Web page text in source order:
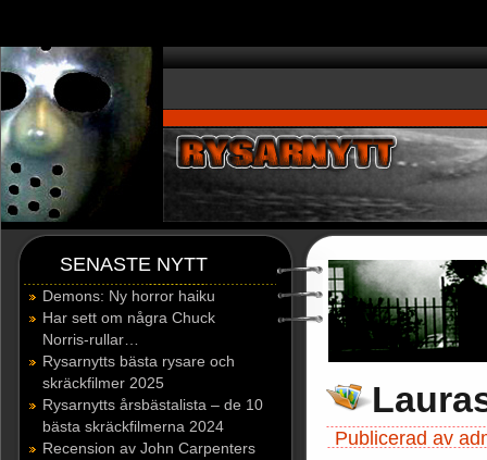
SENASTE NYTT
Demons: Ny horror haiku
Har sett om några Chuck
Norris-rullar…
Rysarnytts bästa rysare och
skräckfilmer 2025
Rysarnytts årsbästalista – de 10
bästa skräckfilmerna 2024
Recension av John Carpenters
Publicerad av